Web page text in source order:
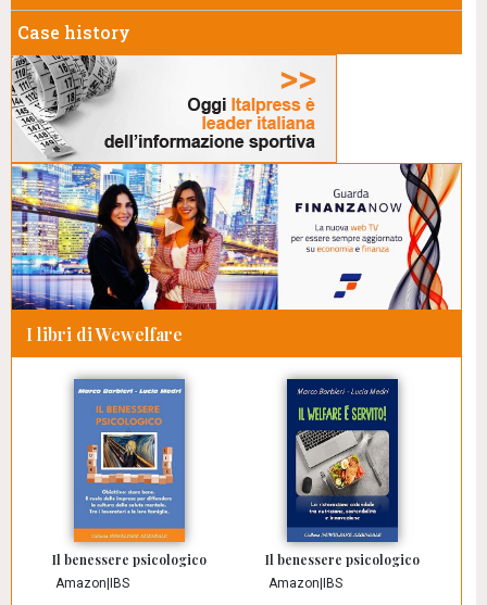
Case history
I libri di Wewelfare
Il benessere psicologico
Amazon IBS
Il benessere psicologico
Amazon IBS